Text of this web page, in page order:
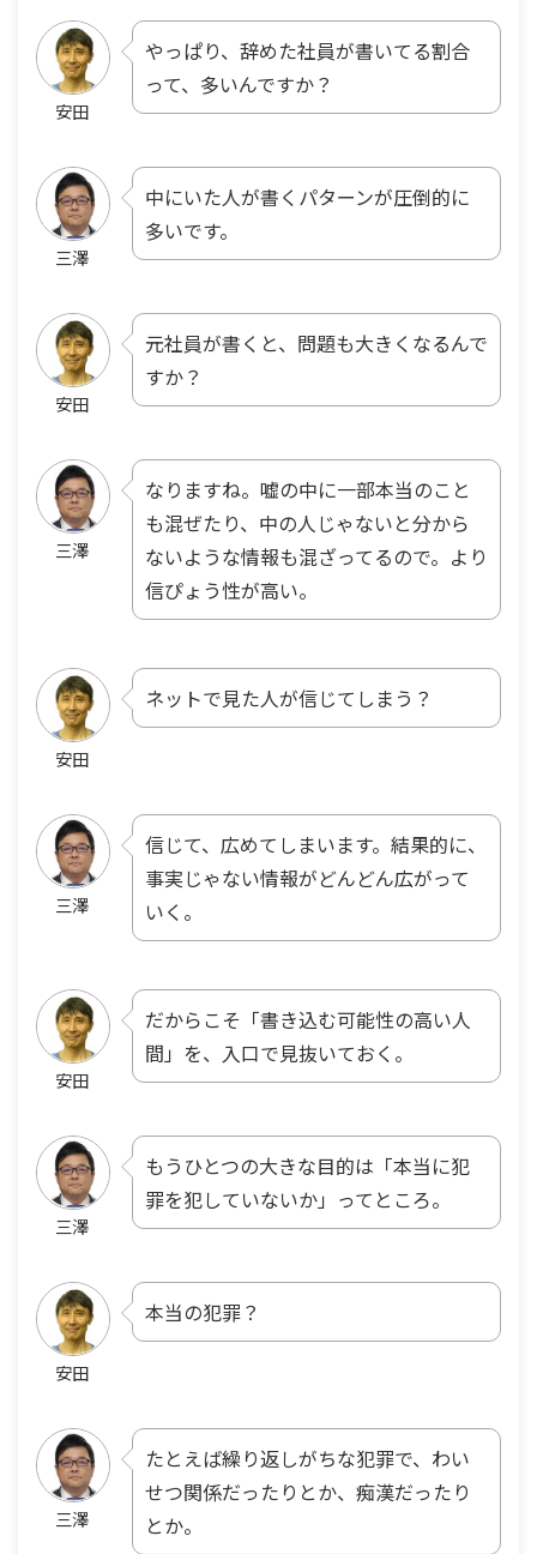
安田
やっぱり、辞めた社員が書いてる割合
って、多いんですか？
三澤
中にいた人が書くパターンが圧倒的に
多いです。
安田
元社員が書くと、問題も大きくなるんで
すか？
三澤
なりますね。嘘の中に一部本当のこと
も混ぜたり、中の人じゃないと分から
ないような情報も混ざってるので。より
信ぴょう性が高い。
安田
ネットで見た人が信じてしまう？
三澤
信じて、広めてしまいます。結果的に、
事実じゃない情報がどんどん広がって
いく。
安田
だからこそ「書き込む可能性の高い人
間」を、入口で見抜いておく。
三澤
もうひとつの大きな目的は「本当に犯
罪を犯していないか」ってところ。
安田
本当の犯罪？
三澤
たとえば繰り返しがちな犯罪で、わい
せつ関係だったりとか、痴漢だったり
とか。